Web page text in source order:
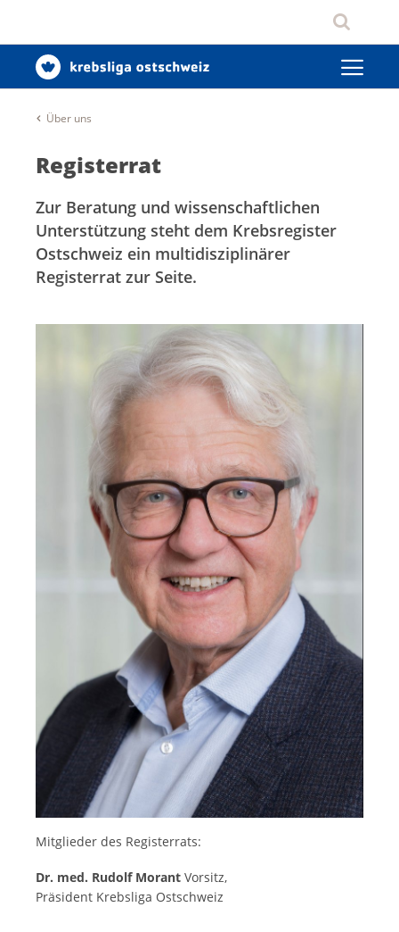
Über uns
Registerrat
Zur Beratung und wissenschaftlichen
Unterstützung steht dem Krebsregister
Ostschweiz ein multidisziplinärer
Registerrat zur Seite.
Mitglieder des Registerrats:
Dr. med. Rudolf Morant Vorsitz,
Präsident Krebsliga Ostschweiz